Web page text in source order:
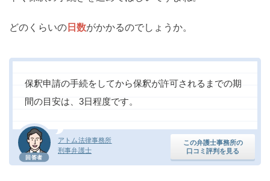
どのくらいの 日数がかかるのでしょうか。
回答者
アトム法律事務所
刑事弁護士
この弁護士事務所の
口コミ評判を見る
保釈申請の手続をしてから保釈が許可されるまでの期
間の目安は、3日程度です。